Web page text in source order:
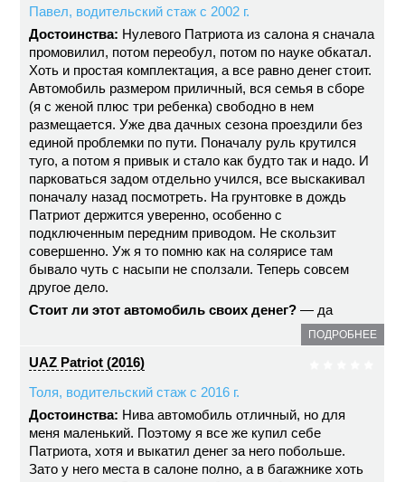
Павел, водительский стаж с 2002 г.
Достоинства: Нулевого Патриота из салона я сначала
промовилил, потом переобул, потом по науке обкатал.
Хоть и простая комплектация, а все равно денег стоит.
Автомобиль размером приличный, вся семья в сборе
(я с женой плюс три ребенка) свободно в нем
размещается. Уже два дачных сезона проездили без
единой проблемки по пути. Поначалу руль крутился
туго, а потом я привык и стало как будто так и надо. И
парковаться задом отдельно учился, все выскакивал
поначалу назад посмотреть. На грунтовке в дождь
Патриот держится уверенно, особенно с
подключенным передним приводом. Не скользит
совершенно. Уж я то помню как на солярисе там
бывало чуть с насыпи не сползали. Теперь совсем
другое дело.
Стоит ли этот автомобиль своих денег? — да
ПОДРОБНЕЕ
UAZ Patriot (2016)
Толя, водительский стаж с 2016 г.
Достоинства: Нива автомобиль отличный, но для
меня маленький. Поэтому я все же купил себе
Патриота, хотя и выкатил денег за него побольше.
Зато у него места в салоне полно, а в багажнике хоть